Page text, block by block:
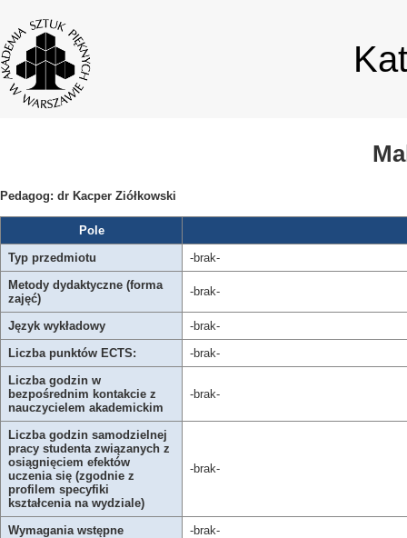
Pedagog: dr Kacper Ziółkowski
Pole
Typ przedmiotu
-brak-
Metody dydaktyczne (forma
zajęć)
-brak-
Język wykładowy
-brak-
Liczba punktów ECTS:
-brak-
Liczba godzin w
bezpośrednim kontakcie z
nauczycielem akademickim
-brak-
Liczba godzin samodzielnej
pracy studenta związanych z
osiągnięciem efektów
uczenia się (zgodnie z
profilem specyfiki
kształcenia na wydziale)
-brak-
Wymagania wstępne
-brak-